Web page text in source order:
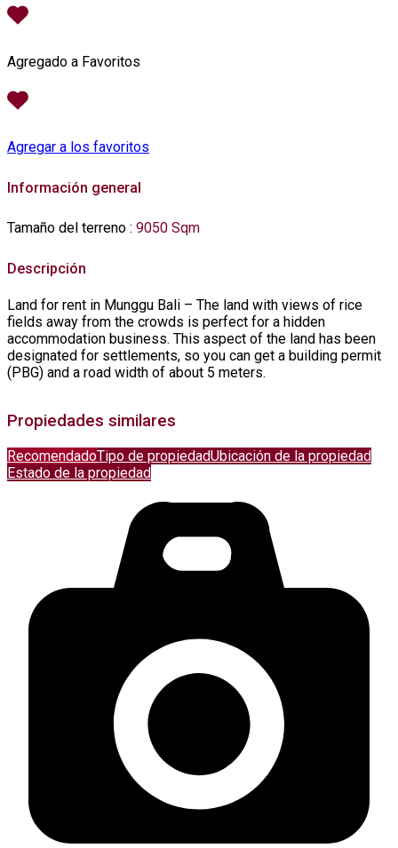
Agregado a Favoritos
Agregar a los favoritos
Información general
Tamaño del terreno : 9050 Sqm
Descripción
Land for rent in Munggu Bali – The land with views of rice
fields away from the crowds is perfect for a hidden
accommodation business. This aspect of the land has been
designated for settlements, so you can get a building permit
(PBG) and a road width of about 5 meters.
Propiedades similares
RecomendadoTipo de propiedadUbicación de la propiedad
Estado de la propiedad